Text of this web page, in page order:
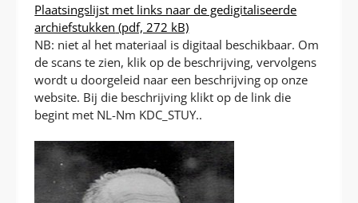
Plaatsingslijst met links naar de gedigitaliseerde
archiefstukken (pdf, 272 kB)
NB: niet al het materiaal is digitaal beschikbaar. Om
de scans te zien, klik op de beschrijving, vervolgens
wordt u doorgeleid naar een beschrijving op onze
website. Bij die beschrijving klikt op de link die
begint met NL-Nm KDC_STUY..